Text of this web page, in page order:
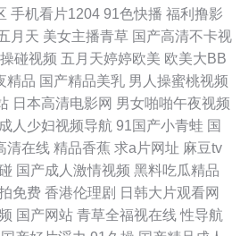
情网开心五月天 波多野吉依无码 国产亚洲
花网站 91伦理聚合 欧美色图15P 91资源人
免费看 色网91 肏屄四虎 1024成人网站 Ts
一页屁屁影院 91免费国视频 韩国高清有码
瑟综合网在线看 超碰669 午夜福利福利物
手机看片1204 91色快播 福利撸影
月天 美女主播青草 国产高清不卡视
操碰视频 五月天婷婷欧美 欧美大BB
精品 国产精品美乳 男人操蜜桃视频
日本高清电影网 男女啪啪午夜视频
成人少妇视频导航 91国产小青蛙 国
清在线 精品香蕉 求a片网址 麻豆tv
国产成人激情视频 黑料吃瓜精品
免费 香港伦理剧 日韩大片观看网
国产网站 青草全福视在线 性导航